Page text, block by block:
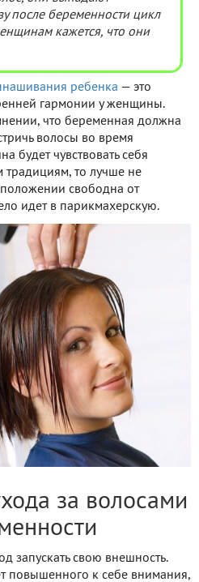
после беременности цикл
кажется, что они
ребенка — это
гармонии у женщины.
что беременная должна
волосы во время
будет чувствовать себя
традициям, то лучше не
положении свободна от
идет в парикмахерскую.
за волосами
запускать свою внешность.
повышенного к себе внимания,